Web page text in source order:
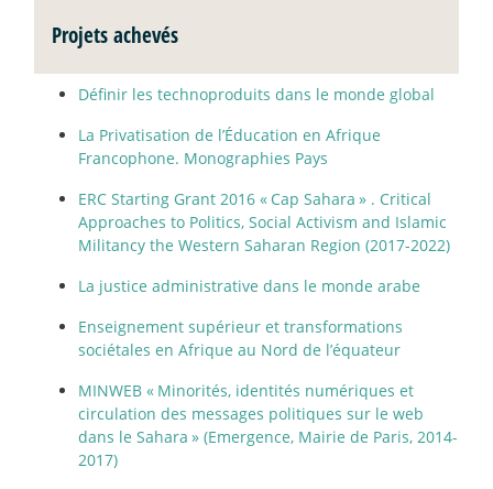
Projets achevés
Définir les technoproduits dans le monde global
La Privatisation de l’Éducation en Afrique
Francophone. Monographies Pays
ERC Starting Grant 2016 « Cap Sahara » . Critical
Approaches to Politics, Social Activism and Islamic
Militancy the Western Saharan Region (2017-2022)
La justice administrative dans le monde arabe
Enseignement supérieur et transformations
sociétales en Afrique au Nord de l’équateur
MINWEB « Minorités, identités numériques et
circulation des messages politiques sur le web
dans le Sahara » (Emergence, Mairie de Paris, 2014-
2017)